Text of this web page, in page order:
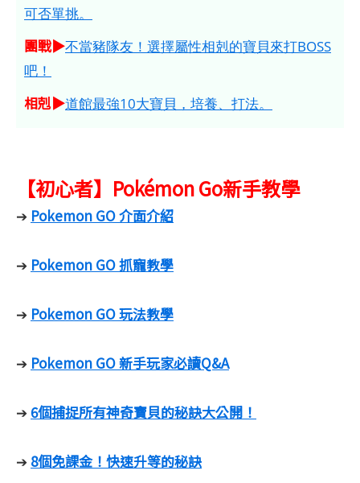
可否單挑。
團戰▶不當豬隊友！選擇屬性相剋的寶貝來打BOSS
吧！
相剋▶道館最強10大寶貝，培養、打法。
【初心者】Pokémon Go新手教學
➔ Pokemon GO 介面介紹
➔ Pokemon GO 抓寵教學
➔ Pokemon GO 玩法教學
➔ Pokemon GO 新手玩家必讀Q&A
➔ 6個捕捉所有神奇寶貝的秘訣大公開！
➔ 8個免課金！快速升等的秘訣